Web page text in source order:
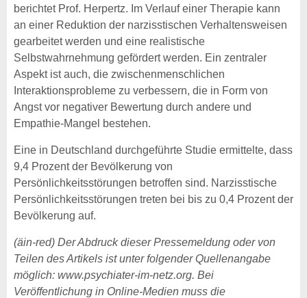
berichtet Prof. Herpertz. Im Verlauf einer Therapie kann
an einer Reduktion der narzisstischen Verhaltensweisen
gearbeitet werden und eine realistische
Selbstwahrnehmung gefördert werden. Ein zentraler
Aspekt ist auch, die zwischenmenschlichen
Interaktionsprobleme zu verbessern, die in Form von
Angst vor negativer Bewertung durch andere und
Empathie-Mangel bestehen.
Eine in Deutschland durchgeführte Studie ermittelte, dass
9,4 Prozent der Bevölkerung von
Persönlichkeitsstörungen betroffen sind. Narzisstische
Persönlichkeitsstörungen treten bei bis zu 0,4 Prozent der
Bevölkerung auf.
(äin-red) Der Abdruck dieser Pressemeldung oder von
Teilen des Artikels ist unter folgender Quellenangabe
möglich: www.psychiater-im-netz.org. Bei
Veröffentlichung in Online-Medien muss die